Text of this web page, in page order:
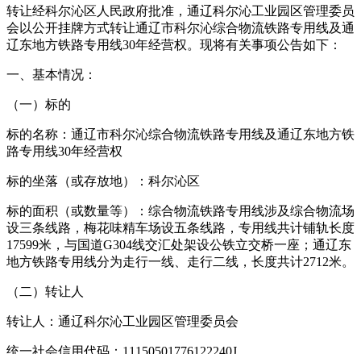
转让经科尔沁区人民政府批准，通辽科尔沁工业园区管理委员
会以公开挂牌方式转让通辽市科尔沁综合物流铁路专用线及通
辽东地方铁路专用线30年经营权。现将有关事项公告如下：
一、基本情况：
（一）标的
标的名称：通辽市科尔沁综合物流铁路专用线及通辽东地方铁
路专用线30年经营权
标的坐落（或存放地）：科尔沁区
标的面积（或数量等）：综合物流铁路专用线涉及综合物流场
设三条线路，梅花味精车场设五条线路，专用线共计铺轨长度
17599米，与国道G304线交汇处架设公铁立交桥一座；通辽东
地方铁路专用线分为走行一线、走行二线，长度共计2712米。
（二）转让人
转让人：通辽科尔沁工业园区管理委员会
统一社会信用代码：11150501776122240J